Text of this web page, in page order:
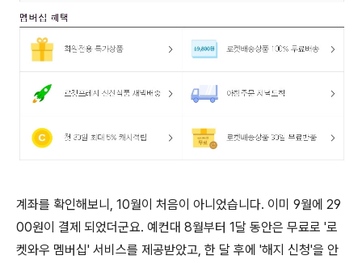
계좌를 확인해보니, 10월이 처음이 아니었습니다. 이미 9월에 29
00원이 결제 되었더군요. 예컨대 8월부터 1달 동안은 무료로 '로
켓와우 멤버십' 서비스를 제공받았고, 한 달 후에 '해지 신청'을 안